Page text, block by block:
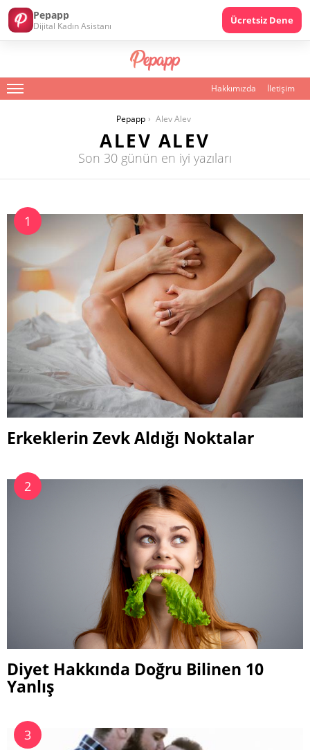
Menu Hakkımızda İletişim
Pepapp Alev Alev
ALEV ALEV
Son 30 günün en iyi yazıları
Erkeklerin Zevk Aldığı Noktalar
Diyet Hakkında Doğru Bilinen 10
Yanlış
Pepapp
Dijital Kadın Asistanı Ücretsiz Dene